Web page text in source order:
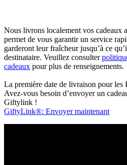
Nous livrons localement vos cadeaux
permet de vous garantir un service
garderont leur fraîcheur jusqu’à ce
destinataire. Veuillez consulter
cadeaux pour plus de renseignements.
La première date de livraison pour les
Avez-vous besoin d’envoyer un
Giftylink !
GiftyLink®: Envoyer maintenant